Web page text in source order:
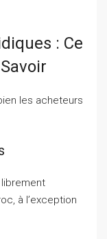
: Ce
les acheteurs
à l’exception